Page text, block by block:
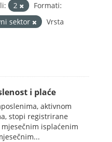
2
Formati:
sektor
Vrsta
i plaće
aktivnom
stopi registrirane
isplaćenim